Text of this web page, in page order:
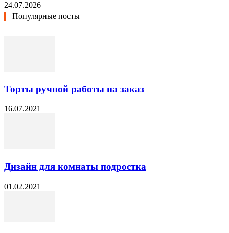
24.07.2026
Популярные посты
Торты ручной работы на заказ
16.07.2021
Дизайн для комнаты подростка
01.02.2021